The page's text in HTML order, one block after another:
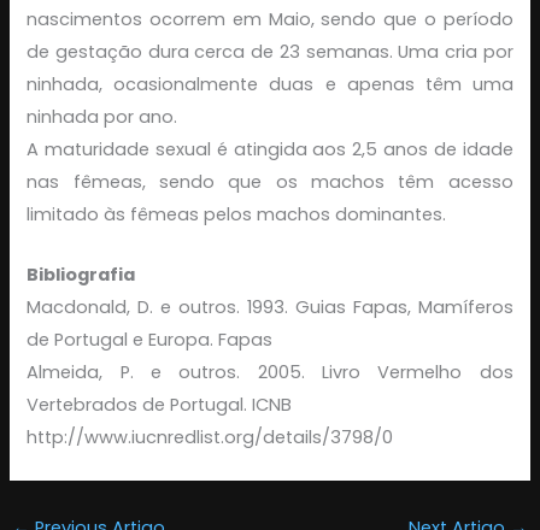
nascimentos ocorrem em Maio, sendo que o período
de gestação dura cerca de 23 semanas. Uma cria por
ninhada, ocasionalmente duas e apenas têm uma
ninhada por ano.
A maturidade sexual é atingida aos 2,5 anos de idade
nas fêmeas, sendo que os machos têm acesso
limitado às fêmeas pelos machos dominantes.
Bibliografia
Macdonald, D. e outros. 1993. Guias Fapas, Mamíferos
de Portugal e Europa. Fapas
Almeida, P. e outros. 2005. Livro Vermelho dos
Vertebrados de Portugal. ICNB
http://www.iucnredlist.org/details/3798/0